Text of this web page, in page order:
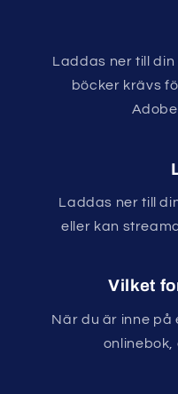
Laddas ner till
böcker krävs
Laddas ner till
eller kan
Vilket
När du är inne på
onlinebok,